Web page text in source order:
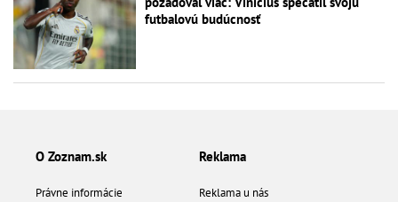
futbalovú budúcnosť
O Zoznam.sk
Právne informácie
Reklama
Reklama u nás